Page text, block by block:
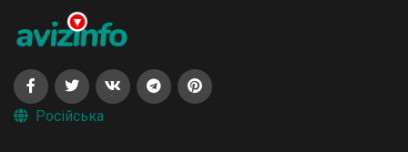
Російська